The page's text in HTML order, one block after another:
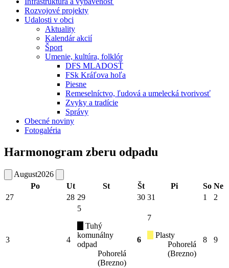
Rozvojové projekty
Udalosti v obci
Aktuality
Kalendár akcií
Šport
Umenie, kultúra, folklór
DFS MLADOSŤ
FSk Kráľova hoľa
Piesne
Remeselníctvo, ľudová a umelecká tvorivosť
Zvyky a tradície
Správy
Obecné noviny
Fotogaléria
Harmonogram zberu odpadu
August2026
Po
Ut St Št Pi So Ne
27
28 29 30 31 1 2
3 4
5
Tuhý
komunálny
odpad
Pohorelá
(Brezno)
6
7
Plasty
Pohorelá
(Brezno)
8 9